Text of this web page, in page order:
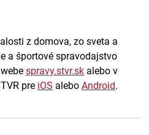
z domova, zo sveta a
a športové spravodajstvo
spravy.stvr.sk alebo v
pre iOS alebo Android.